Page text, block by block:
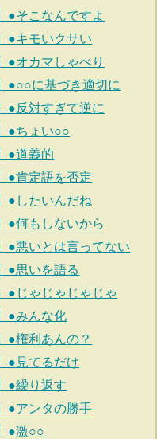
●そこなんですよ
●キモいクサい
●オカマしゃべり
●○○に基づき適切に
●反対すぎて逆に
●ちょい○○
●道義的
●肯定語を否定
●したいんだね
●何もしないから
●悪いとは言ってない
●思いを語る
●じゃじゃじゃじゃ
●みんな化
●権利あんの？
●見てるだけ
●繰り返す
●アンタの勝手
●激○○